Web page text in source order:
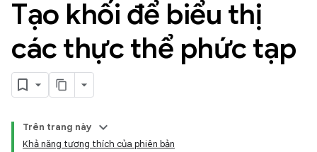
Tạo khối để biểu thị
các thực thể phức tạp
Trên trang này
Khả năng tương thích của phiên bản